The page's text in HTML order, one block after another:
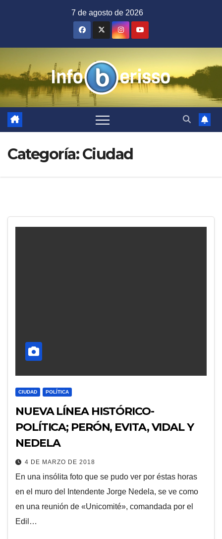
7 de agosto de 2026
Categoría:Ciudad
CIUDAD POLÍTICA
NUEVA LÍNEA HISTÓRICO-
POLÍTICA; PERÓN, EVITA, VIDAL Y
NEDELA
4 DE MARZO DE 2018
En una insólita foto que se pudo ver por éstas horas
en el muro del Intendente Jorge Nedela, se ve como
en una reunión de «Unicomité», comandada por el
Edil…